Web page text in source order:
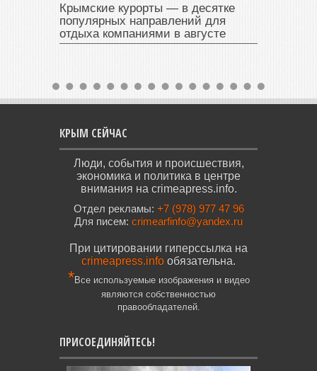
Крымские курорты — в десятке
популярных направлений для
отдыха компаниями в августе
КРЫМ СЕЙЧАС
Люди, события и происшествия,
экономика и политика в центре
внимания на crimeapress.info.
Отдел рекламы: +7 (978) 977 47 96
Для писем: crimearfinfo@yandex.ru
При цитировании гиперссылка на
crimeapress.info обязательна.
*Все используемые изображения и видео
являются собственностью
правообладателей.
ПРИСОЕДИНЯЙТЕСЬ!